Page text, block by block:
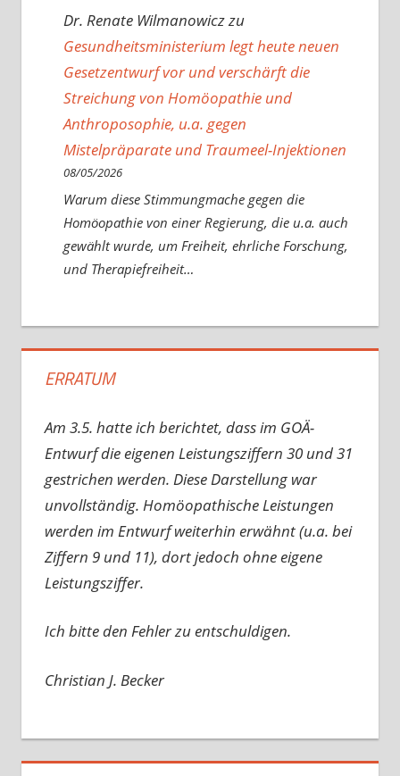
Dr. Renate Wilmanowiczzu
Gesundheitsministerium legt heute neuen
Gesetzentwurf vor und verschärft die
Streichung von Homöopathie und
Anthroposophie, u.a. gegen
Mistelpräparate und Traumeel-Injektionen
08/05/2026
Warum diese Stimmungmache gegen die
Homöopathie von einer Regierung, die u.a. auch
gewählt wurde, um Freiheit, ehrliche Forschung,
und Therapiefreiheit…
ERRATUM
Am 3.5. hatte ich berichtet, dass im GOÄ-
Entwurf die eigenen Leistungsziffern 30 und 31
gestrichen werden. Diese Darstellung war
unvollständig. Homöopathische Leistungen
werden im Entwurf weiterhin erwähnt (u.a. bei
Ziffern 9 und 11), dort jedoch ohne eigene
Leistungsziffer.
Ich bitte den Fehler zu entschuldigen.
Christian J. Becker